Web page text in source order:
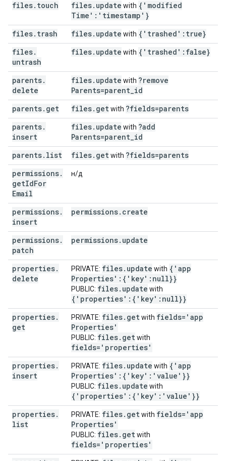
files. touch files. update with {'modified
Time':'timestamp'}
files. trash files. update with {'trashed':true}
files.
untrash
files. update with {'trashed':false}
parents.
delete
files. update with ?remove
Parents=parent id
parents. get files. getwith ?fields=parents
parents.
insert
files. update with ?add
Parents=parent id
parents. list files. getwith ?fields=parents
permissions.
getIdFor
Email
н/д
permissions.
insert
permissions. create
permissions.
patch
permissions. update
properties.
delete
PRIVATE: files. update with {'app
Properties':{'key':null}}
PUBLIC: files. update with
{'properties':{'key':null}}
properties.
get
PRIVATE: files. getwith fields='app
Properties'
PUBLIC: files. getwith
fields='properties'
properties.
insert
PRIVATE: files. update with {'app
Properties':{'key':'value'}}
PUBLIC: files. update with
{'properties':{'key':'value'}}
properties.
list
PRIVATE: files. getwith fields='app
Properties'
PUBLIC: files. getwith
fields='properties'